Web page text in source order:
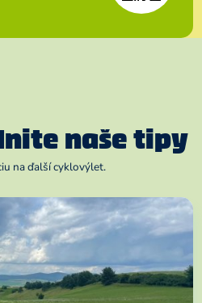
naše tipy
na ďalší cyklovýlet.